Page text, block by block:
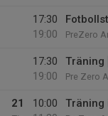
17:30
19:00
PreZero
17:30
19:00
Träning
Pre Zero
21
10:00
Träning